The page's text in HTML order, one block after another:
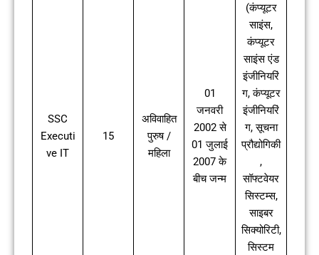
SSC
Executi
ve IT
15
अविवाहित
पुरुष /
महिला
01
जनवरी
2002 से
01 जुलाई
2007 के
बीच जन्म
(कंप्यूटर
साइंस,
कंप्यूटर
साइंस एंड
इंजीनियरिं
ग, कंप्यूटर
इंजीनियरिं
ग, सूचना
प्रौद्योगिकी
,
सॉफ्टवेयर
सिस्टम्स,
साइबर
सिक्योरिटी,
सिस्टम